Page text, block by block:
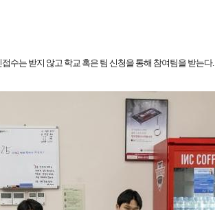
수는 받지 않고 학교 혹은 팀 신청을 통해 참여팀을 받는다.